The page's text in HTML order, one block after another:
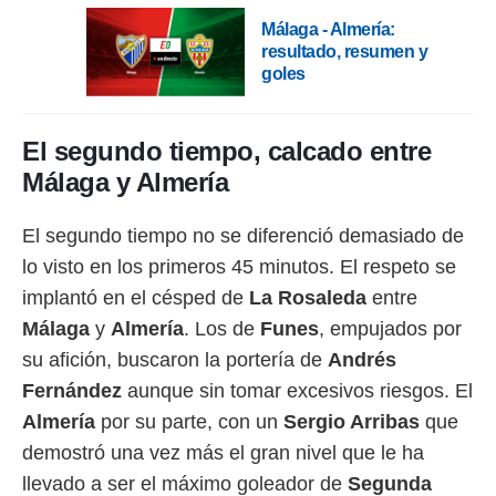
uso de
contenido
de la
el
de
o a través
de
de
de
uso de
Málaga - Almería:
resultado, resumen y
goles
El segundo tiempo, calcado entre
Málaga y Almería
El segundo tiempo no se diferenció demasiado de
lo visto en los primeros 45 minutos. El respeto se
implantó en el césped de La Rosaleda entre
Málaga y Almería. Los de Funes, empujados por
su afición, buscaron la portería de Andrés
Fernández aunque sin tomar excesivos riesgos. El
Almería por su parte, con un Sergio Arribas que
demostró una vez más el gran nivel que le ha
llevado a ser el máximo goleador de Segunda